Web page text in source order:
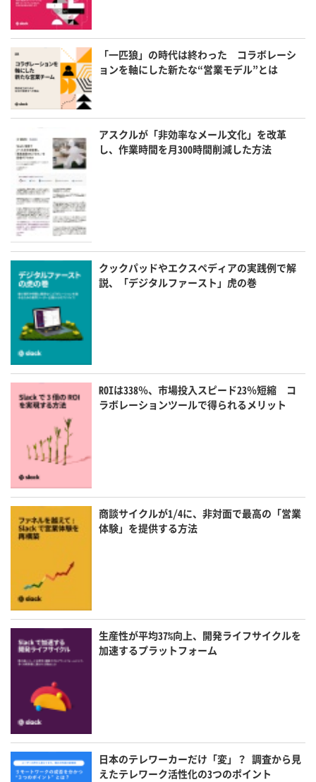
「一匹狼」の時代は終わった コラボレーシ
ョンを軸にした新たな“営業モデル”とは
アスクルが「非効率なメール文化」を改革
し、作業時間を月300時間削減した方法
クックパッドやエクスペディアの実践例で解
説、「デジタルファースト」虎の巻
ROIは338％、市場投入スピード23％短縮 コ
ラボレーションツールで得られるメリット
商談サイクルが1/4に、非対面で最高の「営業
体験」を提供する方法
生産性が平均37%向上、開発ライフサイクルを
加速するプラットフォーム
日本のテレワーカーだけ「変」？ 調査から見
えたテレワーク活性化の3つのポイント